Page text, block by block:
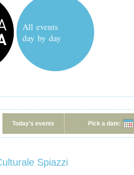
All events
day by day
Today's events Pick a date:
Spiazzi